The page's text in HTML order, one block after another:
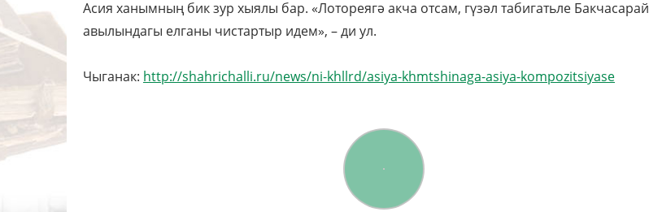
Асия ханымның бик зур хыялы бар. «Лотореягә акча отсам, гүзәл табигатьле Бакчасарай
авылындагы елганы чистартыр идем», – ди ул.
Чыганак: http://shahrichalli.ru/news/ni-khllrd/asiya-khmtshinaga-asiya-kompozitsiyase